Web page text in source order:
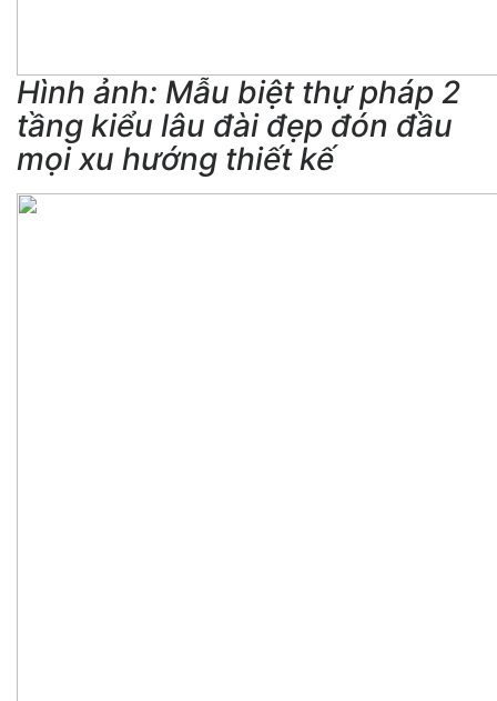
Hình ảnh: Mẫu biệt thự pháp 2
tầng kiểu lâu đài đẹp đón đầu
mọi xu hướng thiết kế